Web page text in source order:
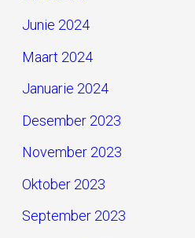
Junie 2024
Maart 2024
Januarie 2024
Desember 2023
November 2023
Oktober 2023
September 2023